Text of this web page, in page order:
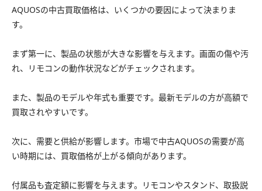
AQUOSの中古買取価格は、いくつかの要因によって決まりま
す。
まず第一に、製品の状態が大きな影響を与えます。画面の傷や汚
れ、リモコンの動作状況などがチェックされます。
また、製品のモデルや年式も重要です。最新モデルの方が高額で
買取されやすいです。
次に、需要と供給が影響します。市場で中古AQUOSの需要が高
い時期には、買取価格が上がる傾向があります。
付属品も査定額に影響を与えます。リモコンやスタンド、取扱説